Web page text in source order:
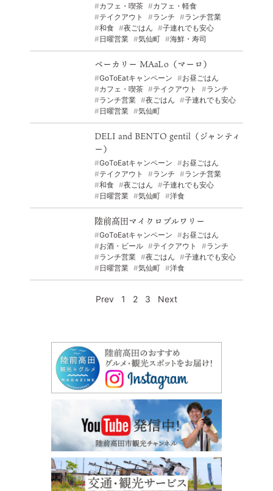
カフェ・喫茶
カフェ・軽食
テイクアウト
ランチ
ランチ営業
和食
夜ごはん
子連れでも安心
日曜営業
気仙町 海鮮・寿司
ベーカリー MAaLo（マーロ）
GoToEatキャンペーン
お昼ごはん
カフェ・喫茶
テイクアウト
ランチ
ランチ営業
夜ごはん
子連れでも安心
日曜営業
気仙町
DELI and BENTO gentil（ジャンティ
ー）
GoToEatキャンペーン
お昼ごはん
テイクアウト
ランチ
ランチ営業
和食
夜ごはん
子連れでも安心
日曜営業
気仙町 洋食
陸前高田マイクロブルワリー
GoToEatキャンペーン
お昼ごはん
お酒・ビール
テイクアウト
ランチ
ランチ営業
夜ごはん
子連れでも安心
日曜営業
気仙町 洋食
Prev 1 2 3 Next